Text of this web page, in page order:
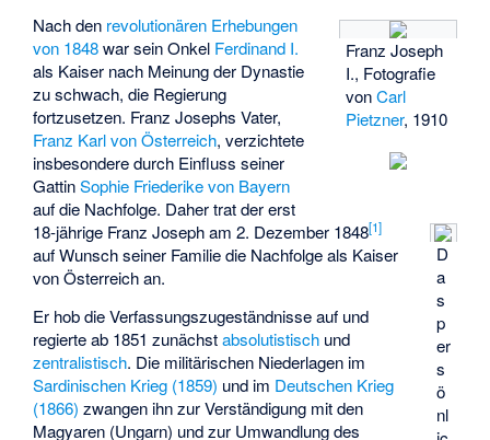
Franz Joseph
I., Fotografie
vonCarl
Pietzner, 1910
D
a
s
p
er
s
ö
nl
Nach den revolutionären Erhebungen
von 1848war sein Onkel Ferdinand I.
als Kaiser nach Meinung der Dynastie
zu schwach, die Regierung
fortzusetzen. Franz Josephs Vater,
Franz Karl von Österreich, verzichtete
insbesondere durch Einfluss seiner
GattinSophie Friederike von Bayern
auf die Nachfolge. Daher trat der erst
18-jährige Franz Joseph am 2. Dezember 1848[1]
auf Wunsch seiner Familie die Nachfolge als Kaiser
von Österreich an.
Er hob die Verfassungszugeständnisse auf und
regierte ab 1851 zunächstabsolutistisch und
zentralistisch. Die militärischen Niederlagen im
Sardinischen Krieg (1859) und im Deutschen Krieg
(1866) zwangen ihn zur Verständigung mit den
Magyaren (Ungarn) und zur Umwandlung des